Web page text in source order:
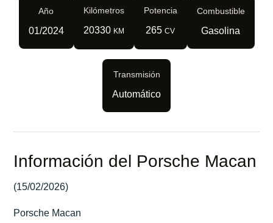
Año
01/2024
Kilómetros
20330 KM
Potencia
265 CV
Combustible
Gasolina
Transmisión
Automático
Información del Porsche Macan
(15/02/2026)
Porsche Macan